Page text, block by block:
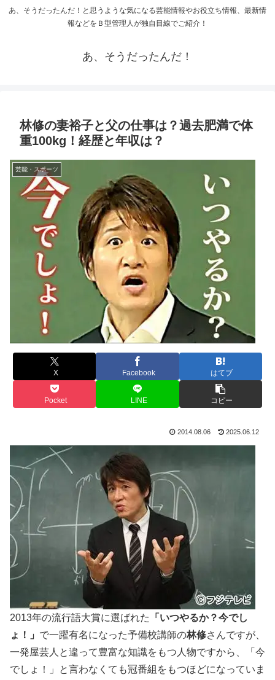
あ、そうだったんだ！と思うような気になる芸能情報やお役立ち情報、最新情
報などをＢ型管理人が独自目線でご紹介！
あ、そうだったんだ！
林修の妻裕子と父の仕事は？過去肥満で体
重100kg！経歴と年収は？
芸能・スポーツ
X Facebook はてブ
Pocket LINE コピー
2014.08.06 2025.06.12
2013年の流行語大賞に選ばれた
「いつやるか？今でし
ょ！」 で一躍有名になった予備校講師の林修さんですが、
一発屋芸人と違って豊富な知識をもつ人物ですから、「今
でしょ！」と言わなくても冠番組をもつほどになっていま